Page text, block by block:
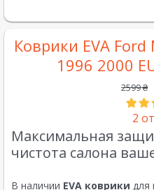
Коврики EVA Ford
1996 2000
2599₴
2
Максимальная
чистота салона
В наличии EVA коврики для